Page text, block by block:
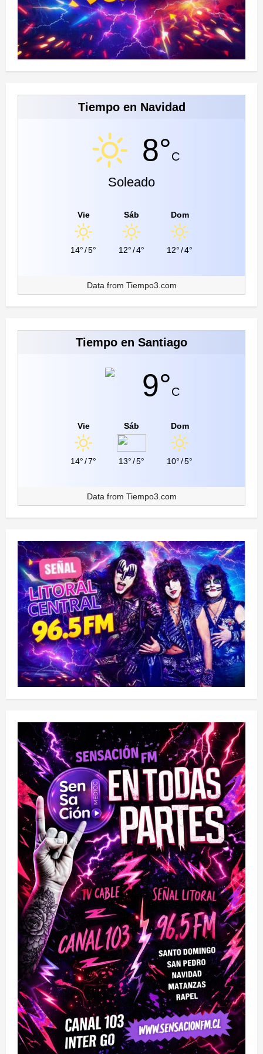
Tiempo en Navidad
8°C
Soleado
Vie
14°/5°
Sáb
12°/4°
Dom
12°/4°
Data from Tiempo3.com
Tiempo en Santiago
9°C
Vie
14°/7°
Sáb
13°/5°
Dom
10°/5°
Data from Tiempo3.com